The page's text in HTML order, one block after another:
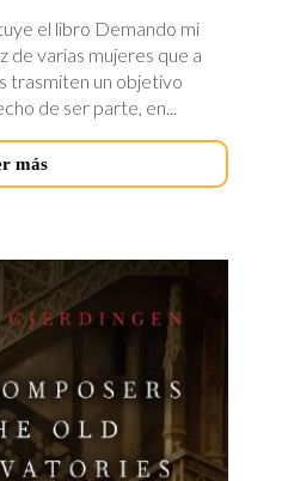
el libro Demando mi
de varias mujeres que a
trasmiten un objetivo
de ser parte, en...
más